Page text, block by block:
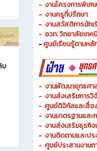
นมา
ม
- งานโครงการพิเศ
- งานครูที่ปรึกษา
- งานสวัสดิการนัก
- อวท. วิทยาลัยเท
-ศูนย์เรียนรู้ตามห
- งานพัฒนายุทธศา
- งานส่งเสริมการ
- ศูนย์ดิจิทัลและสื่อ
- งานมาตรฐานแล
- งานส่งเสริมธุรกิจ
- งานติดตามและปร
- ศูนย์ประสานงาน